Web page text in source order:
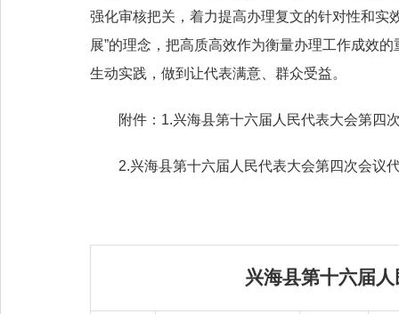
强化审核把关，着力提高办理复文的针对性和实
展”的理念，把高质高效作为衡量办理工作成效
生动实践，做到让代表满意、群众受益。
附件：1.兴海县第十六届人民代表大会第四
2.兴海县第十六届人民代表大会第四次会议
兴海县第十六届